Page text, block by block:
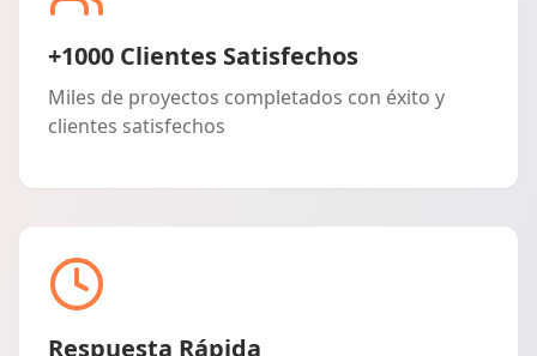
+1000 Clientes Satisfechos
Miles de proyectos completados con éxito y
clientes satisfechos
Respuesta Rápida